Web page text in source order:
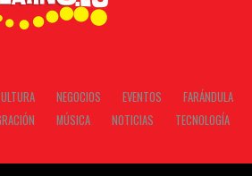
NEGOCIOS EVENTOS
FARÁNDULA
MÚSICA NOTICIAS TECNOLOGÍA